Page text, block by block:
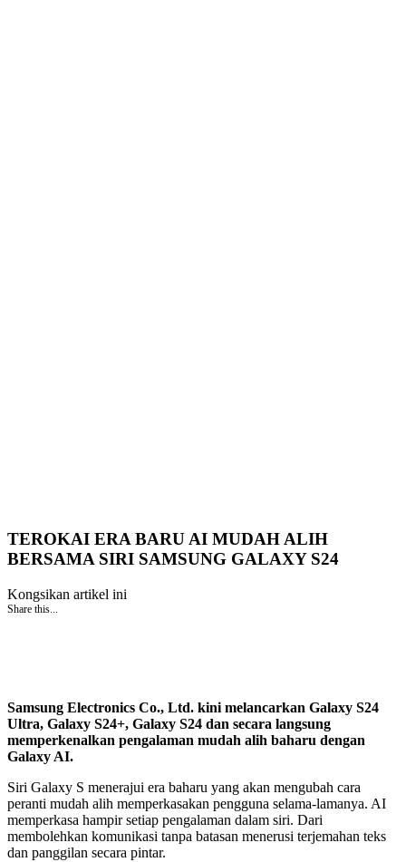
TEROKAI ERA BARU AI MUDAH ALIH
BERSAMA SIRI SAMSUNG GALAXY S24
Kongsikan artikel ini
Share this...
Samsung Electronics Co., Ltd. kini melancarkan Galaxy S24
Ultra, Galaxy S24+, Galaxy S24 dan secara langsung
memperkenalkan pengalaman mudah alih baharu dengan
Galaxy AI.
Siri Galaxy S menerajui era baharu yang akan mengubah cara
peranti mudah alih memperkasakan pengguna selama-lamanya. AI
memperkasa hampir setiap pengalaman dalam siri. Dari
membolehkan komunikasi tanpa batasan menerusi terjemahan teks
dan panggilan secara pintar.